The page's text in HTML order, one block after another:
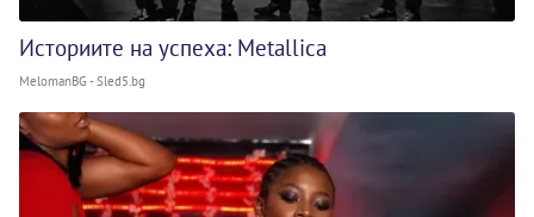
Историите на успеха: Metallica
MelomanBG - Sled5.bg